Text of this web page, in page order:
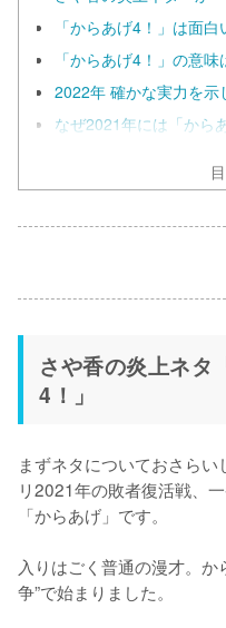
「からあげ4！」は面
「からあげ4！」の意味
2022年 確かな実力を示
なぜ2021年には「から
さや香の炎上ネタ
4！」
まずネタについておさら
リ2021年の敗者復活戦、
「からあげ」です。
入りはごく普通の漫才。
争”で始まりました。